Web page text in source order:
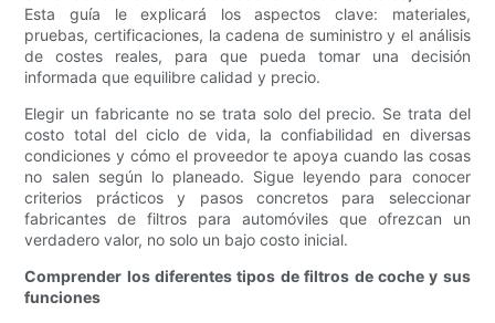
Esta guía le explicará los aspectos clave: materiales,
pruebas, certificaciones, la cadena de suministro y el análisis
de costes reales, para que pueda tomar una decisión
informada que equilibre calidad y precio.
Elegir un fabricante no se trata solo del precio. Se trata del
costo total del ciclo de vida, la confiabilidad en diversas
condiciones y cómo el proveedor te apoya cuando las cosas
no salen según lo planeado. Sigue leyendo para conocer
criterios prácticos y pasos concretos para seleccionar
fabricantes de filtros para automóviles que ofrezcan un
verdadero valor, no solo un bajo costo inicial.
Comprender los diferentes tipos de filtros de coche y sus
funciones